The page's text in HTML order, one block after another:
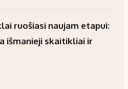
ruošiasi naujam etapui:
išmanieji skaitikliai ir